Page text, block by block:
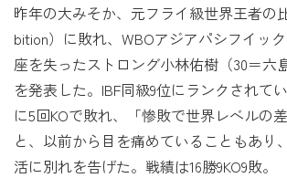
昨年の大みそか、元フライ級世界王者の
bition）に敗れ、WBOアジアパシフイッ
座を失ったストロング小林佑樹（30＝六
を発表した。IBF同級9位にランクされて
に5回KOで敗れ、「惨敗で世界レベルの
と、以前から目を痛めていることもあり
活に別れを告げた。戦績は16勝9KO9敗。